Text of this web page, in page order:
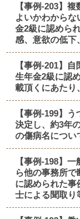
【事例-203】
よいかわから
金2級に認めら
感、意欲の低下
【事例-201】
生年金2級に認
載頂くにあたり
【事例-199】
決定し、約3年
の傷病名につい
【事例-198】
ら他の事務所
に認められた事
士による聞取り